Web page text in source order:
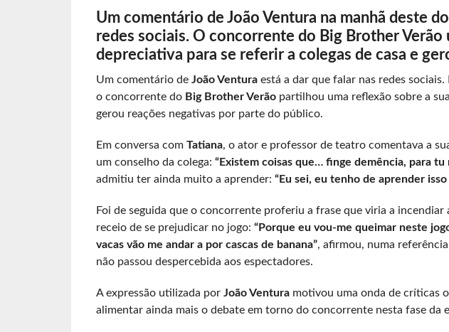
Um comentário de João Ventura na manhã deste
redes sociais. O concorrente do Big Brother Verão
depreciativa para se referir a colegas de casa e
Um comentário de João Venturaestá a dar que falar nas redes
o concorrente do Big Brother Verãopartilhou uma reflexão sobre a
gerou reações negativas por parte do público.
Em conversa com Tatiana, o ator e professor de teatro comentava a
um conselho da colega: “Existem coisas que… finge demência, para tu
admitiu ter ainda muito a aprender: “Eu sei, eu tenho de aprender
Foi de seguida que o concorrente proferiu a frase que viria a incendiar
receio de se prejudicar no jogo: “Porque eu vou-me queimar neste
vacas vão me andar a por cascas de banana”, afirmou, numa
não passou despercebida aos espectadores.
A expressão utilizada por João Venturamotivou uma onda de críticas
alimentar ainda mais o debate em torno do concorrente nesta fase da